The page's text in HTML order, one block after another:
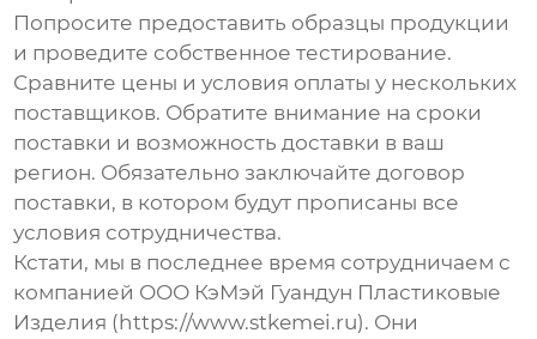
Попросите предоставить образцы продукции
и проведите собственное тестирование.
Сравните цены и условия оплаты у нескольких
поставщиков. Обратите внимание на сроки
поставки и возможность доставки в ваш
регион. Обязательно заключайте договор
поставки, в котором будут прописаны все
условия сотрудничества.
Кстати, мы в последнее время сотрудничаем с
компанией ООО КэМэй Гуандун Пластиковые
Изделия (https://www.stkemei.ru). Они